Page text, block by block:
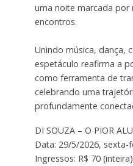
uma noite marcada por
encontros.
Unindo música, dança,
espetáculo reafirma a
como ferramenta de
celebrando uma
profundamente
DI SOUZA – O PIOR
Data: 29/5/2026, sexta-
Ingressos: R$ 70 (inteira)